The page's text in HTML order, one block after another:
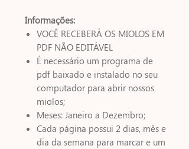
Informações:
VOCÊ RECEBERÁ OS MIOLOS EM
PDF NÃO EDITÁVEL
É necessário um programa de
pdf baixado e instalado no seu
computador para abrir nossos
miolos;
Meses: Janeiro a Dezembro;
Cada página possui 2 dias, mês e
dia da semana para marcar e um